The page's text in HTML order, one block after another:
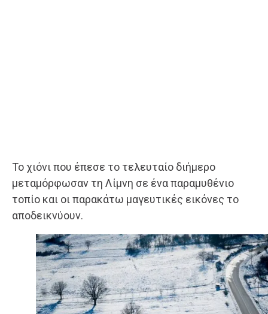
Το χιόνι που έπεσε το τελευταίο διήμερο
μεταμόρφωσαν τη Λίμνη σε ένα παραμυθένιο
τοπίο και οι παρακάτω μαγευτικές εικόνες το
αποδεικνύουν.